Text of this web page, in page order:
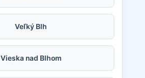
Veľký Blh
Vieska nad Blhom